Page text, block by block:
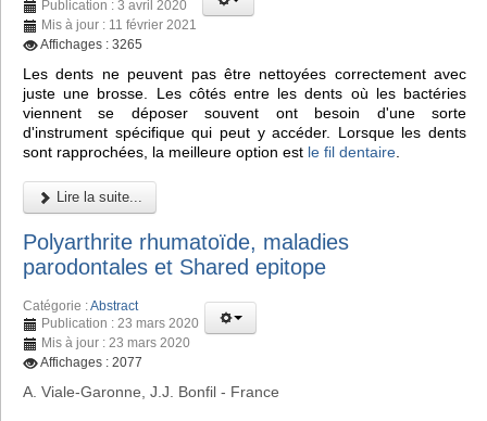
Publication : 3 avril 2020
Mis à jour : 11 février 2021
Affichages : 3265
Les dents ne peuvent pas être nettoyées correctement avec
juste une brosse. Les côtés entre les dents où les bactéries
viennent se déposer souvent ont besoin d'une sorte
d'instrument spécifique qui peut y accéder. Lorsque les dents
sont rapprochées, la meilleure option est le fil dentaire
Lire la suite...
Polyarthrite rhumatoïde, maladies
parodontales et Shared epitope
Catégorie :Abstract
Publication : 23 mars 2020
Mis à jour : 23 mars 2020
Affichages : 2077
A. Viale-Garonne, J.J. Bonfil - France